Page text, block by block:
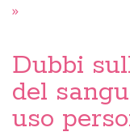
»
Dubbi
del
uso